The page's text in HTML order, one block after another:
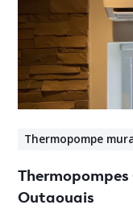
Thermopompe
Thermopompes
Outaouais